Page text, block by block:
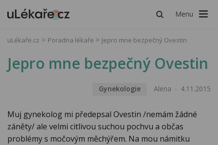
Menu
uLékaře.cz Poradna lékaře Jepro mne bezpečný Ovestin
Jepro mne bezpečný Ovestin
Gynekologie Alena 4.11.2015
Muj gynekolog mi předepsal Ovestin /nemám žádné
záněty/ ale velmi citlivou suchou pochvu a občas
problémy s močovým měchýřem. Na mou námitku